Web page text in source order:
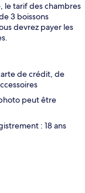
le tarif des chambres
3 boissons
devrez payer les
de crédit, de
peut être
: 18 ans